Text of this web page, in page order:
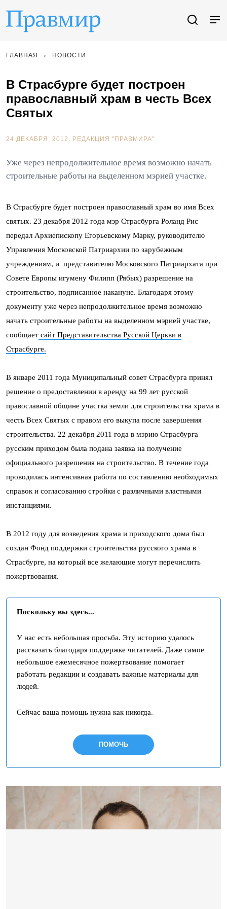
ГЛАВНАЯ НОВОСТИ
В Страсбурге будет построен
православный храм в честь Всех
Святых
24 ДЕКАБРЯ, 2012. РЕДАКЦИЯ "ПРАВМИРА"
Уже через непродолжительное время возможно начать
строительные работы на выделенном мэрией участке.
В Страсбурге будет построен православный храм во имя Всех
святых. 23 декабря 2012 года мэр Страсбурга Роланд Рис
передал Архиепископу Егорьевскому Марку, руководителю
Управления Московской Патриархии по зарубежным
учреждениям, и представителю Московского Патриархата при
Совете Европы игумену Филипп (Рябых) разрешение на
строительство, подписанное накануне. Благодаря этому
документу уже через непродолжительное время возможно
начать строительные работы на выделенном мэрией участке,
сообщает сайт Представительства Русской Церкви в
Страсбурге.
В январе 2011 года Муниципальный совет Страсбурга принял
решение о предоставлении в аренду на 99 лет русской
православной общине участка земли для строительства храма в
честь Всех Святых с правом его выкупа после завершения
строительства. 22 декабря 2011 года в мэрию Страсбурга
русским приходом была подана заявка на получение
официального разрешения на строительство. В течение года
проводилась интенсивная работа по составлению необходимых
справок и согласованию стройки с различными властными
инстанциями.
В 2012 году для возведения храма и приходского дома был
создан Фонд поддержки строительства русского храма в
Страсбурге, на который все желающие могут перечислить
пожертвования.
Поскольку вы здесь...
У нас есть небольшая просьба. Эту историю удалось
рассказать благодаря поддержке читателей. Даже самое
небольшое ежемесячное пожертвование помогает
работать редакции и создавать важные материалы для
людей.
Сейчас ваша помощь нужна как никогда.
ПОМОЧЬ